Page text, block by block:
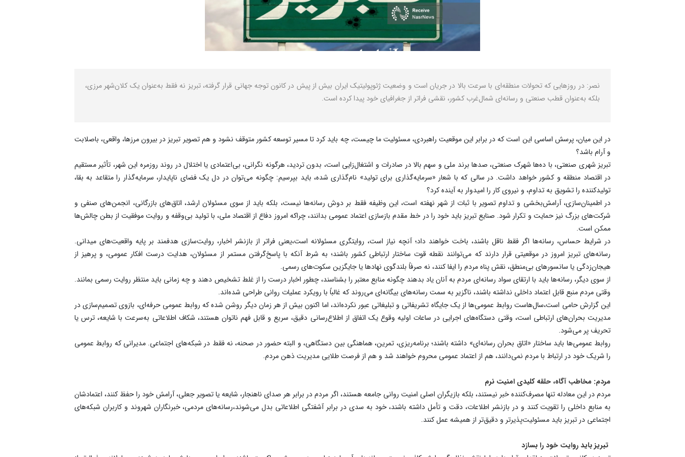
نصر: در روزهایی که تحولات منطقه‌ای با سرعت بالا در جریان است و وضعیت ژئوپولیتیک ایران بیش از پیش در کانون توجه جهانی قرار گرفته، تبریز نه فقط به‌عنوان یک کلان‌شهر مرزی،
بلکه به‌عنوان قطب صنعتی و رسانه‌ای شمال‌غرب کشور، نقشی فراتر از جغرافیای خود پیدا کرده است.
در این میان، پرسش اساسی این است که در برابر این موقعیت راهبردی، مسئولیت ما چیست، چه باید کرد تا مسیر توسعه کشور متوقف نشود و هم تصویر تبریز در بیرون مرزها، واقعی، باصلابت
و آرام باشد؟
تبریز شهری صنعتی، با ده‌ها شهرک صنعتی، صدها برند ملی و سهم بالا در صادرات و اشتغال‌زایی است، بدون تردید، هرگونه نگرانی، بی‌اعتمادی یا اختلال در روند روزمره این شهر، تأثیر مستقیم
در اقتصاد منطقه و کشور خواهد داشت. در سالی که با شعار «سرمایه‌گذاری برای تولید» نام‌گذاری شده، باید بپرسیم: چگونه می‌توان در دل یک فضای ناپایدار، سرمایه‌گذار را متقاعد به بقا،
تولیدکننده را تشویق به تداوم، و نیروی کار را امیدوار به آینده کرد؟
در اطمینان‌سازی، آرامش‌بخشی و تداوم تصویر با ثبات از شهر نهفته است، این وظیفه فقط بر دوش رسانه‌ها نیست، بلکه باید از سوی مسئولان ارشد، اتاق‌های بازرگانی، انجمن‌های صنفی و
شرکت‌های بزرگ نیز حمایت و تکرار شود. صنایع تبریز باید خود را در خط مقدم بازسازی اعتماد عمومی بدانند، چراکه امروز دفاع از اقتصاد ملی، با تولید بی‌وقفه و روایت موفقیت از بطن چالش‌ها
ممکن است.
در شرایط حساس، رسانه‌ها اگر فقط ناقل باشند، باخت خواهند داد؛ آنچه نیاز است، روایتگری مسئولانه است،یعنی فراتر از بازنشر اخبار، روایت‌سازی هدفمند بر پایه واقعیت‌های میدانی.
رسانه‌های تبریز امروز در موقعیتی قرار دارند که می‌توانند نقطه قوت ساختار ارتباطی کشور باشند؛ به شرط آنکه با پاسخ‌گرفتن مستمر از مسئولان، هدایت درست افکار عمومی، و پرهیز از
هیجان‌زدگی یا سانسورهای بی‌منطق، نقش پناه مردم را ایفا کنند، نه صرفاً بلندگوی نهادها یا جایگزین سکوت‌های رسمی.
از سوی دیگر، رسانه‌ها باید با ارتقای سواد رسانه‌ای مردم به آنان یاد بدهند چگونه منابع معتبر را بشناسند، چطور اخبار درست را از غلط تشخیص دهند و چه زمانی باید منتظر روایت رسمی بمانند.
وقتی مردم منبع قابل اعتماد داخلی نداشته باشند، ناگزیر به سمت رسانه‌های بیگانه‌ای می‌روند که غالباً با رویکرد عملیات روانی طراحی شده‌اند.
این گزارش حامی است،سال‌هاست روابط عمومی‌ها از یک جایگاه تشریفاتی و تبلیغاتی عبور نکرده‌اند، اما اکنون بیش از هر زمان دیگر روشن شده که روابط عمومی حرفه‌ای، بازوی تصمیم‌سازی در
مدیریت بحران‌های ارتباطی است، وقتی دستگاه‌های اجرایی در ساعات اولیه وقوع یک اتفاق از اطلاع‌رسانی دقیق، سریع و قابل فهم ناتوان هستند، شکاف اطلاعاتی به‌سرعت با شایعه، ترس یا
تحریف پر می‌شود.
روابط عمومی‌ها باید ساختار «اتاق بحران رسانه‌ای» داشته باشند؛ برنامه‌ریزی، تمرین، هماهنگی بین دستگاهی، و البته حضور در صحنه، نه فقط در شبکه‌های اجتماعی. مدیرانی که روابط عمومی
را شریک خود در ارتباط با مردم نمی‌دانند، هم از اعتماد عمومی محروم خواهند شد و هم از فرصت طلایی مدیریت ذهن مردم.
مردم: مخاطب آگاه، حلقه کلیدی امنیت نرم
مردم در این معادله تنها مصرف‌کننده خبر نیستند، بلکه بازیگران اصلی امنیت روانی جامعه هستند، اگر مردم در برابر هر صدای ناهنجار، شایعه یا تصویر جعلی، آرامش خود را حفظ کنند، اعتمادشان
به منابع داخلی را تقویت کنند و در بازنشر اطلاعات، دقت و تأمل داشته باشند، خود به سدی در برابر آشفتگی اطلاعاتی بدل می‌شوند،رسانه‌های مردمی، خبرنگاران شهروند و کاربران شبکه‌های
اجتماعی در تبریز باید مسئولیت‌پذیرتر و دقیق‌تر از همیشه عمل کنند.
تبریز باید روایت خود را بسازد